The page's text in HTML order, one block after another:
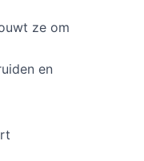
ze om
en